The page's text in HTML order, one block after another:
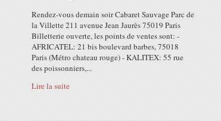
Rendez-vous demain soir Cabaret Sauvage Parc de
la Villette 211 avenue Jean Jaurès 75019 Paris
Billetterie ouverte, les points de ventes sont: -
AFRICATEL: 21 bis boulevard barbes, 75018
Paris (Métro chateau rouge) - KALITEX: 55 rue
des poissonniers,...
Lire la suite